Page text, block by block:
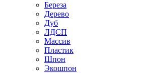
Береза
Дерево
Дуб
ЛДСП
Массив
Пластик
Шпон
Экошпон